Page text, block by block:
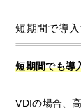
短期間で導
短期間でも導
VDIの場合、